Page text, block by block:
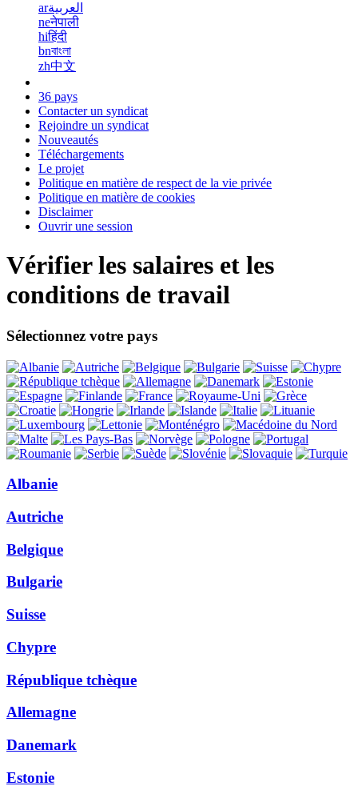
arالعربية
neनेपाली
hiहिंदी
bnবাংলা
zh中文
36 pays
Contacter un syndicat
Rejoindre un syndicat
Nouveautés
Téléchargements
Le projet
Politique en matière de respect de la vie privée
Politique en matière de cookies
Disclaimer
Ouvrir une session
Vérifier les salaires et les
conditions de travail
Sélectionnez votre pays
Albanie
Autriche
Belgique
Bulgarie
Suisse
Chypre
République tchèque
Allemagne
Danemark
Estonie